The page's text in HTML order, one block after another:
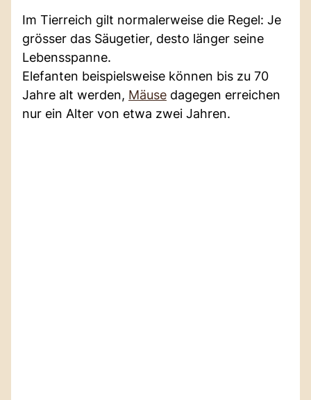
Im Tierreich gilt normalerweise die Regel: Je
grösser das Säugetier, desto länger seine
Lebensspanne.
Elefanten beispielsweise können bis zu 70
Jahre alt werden, Mäuse dagegen erreichen
nur ein Alter von etwa zwei Jahren.